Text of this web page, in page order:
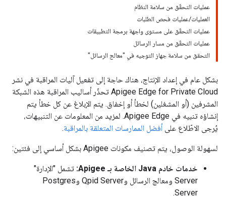
عمليات التحقّق من سلامة النظام
العمليات/عمليات فحص الطلبات
عمليات التحقّق على مستوى واجهة برمجة التطبيقات
عمليات التحقّق من مسار الرسائل
التحقق من سلامة جهاز التوجيه في "معالج الرسائل"
بشكل عام في إعداد الإنتاج، هناك حاجة إلى تفعيل آليات المراقبة في نشر
Apigee Edge for Private Cloud تحذّر أساليب المراقبة هذه الشبكة
المشرفين (أو المشغلين) لخطأ أو إخفاق. يتم الإبلاغ عن كل خطأ يتم
إنشاؤه تنبيه في Apigee Edge. لمزيد من المعلومات عن التنبيهات،
يُرجى الاطّلاع علىأفضل الممارسات المتعلقة بالمراقبة.
لسهولة الوصول، يتم تصنيف مكونات Apigee بشكل أساسي إلى فئتين:
خدمات خادم Java الخاصة بـ Apigee:
تشمل "الإدارة"
Server ومعالج الرسائل وQpid Server وPostgres
Server.